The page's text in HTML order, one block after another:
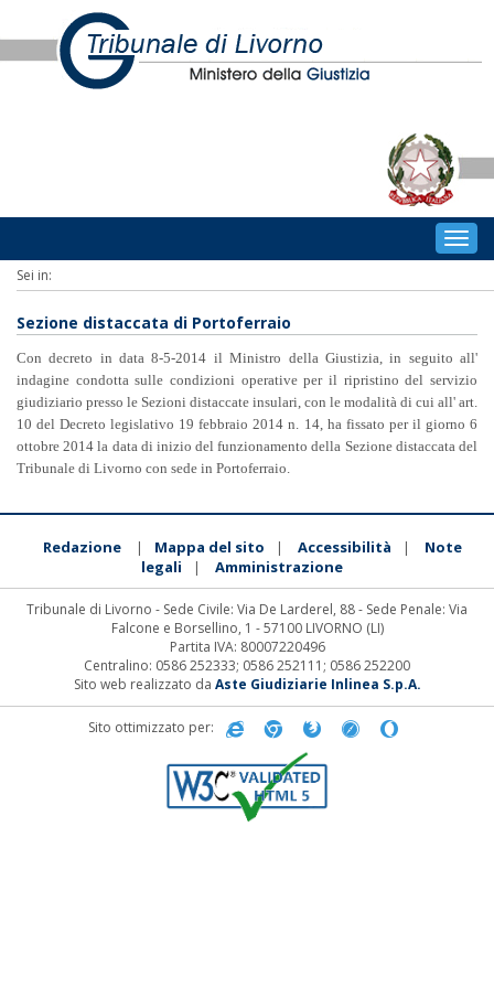
Sei in:
Sezione distaccata di Portoferraio
Con decreto in data 8-5-2014 il Ministro della Giustizia, in seguito all'
indagine condotta sulle condizioni operative per il ripristino del servizio
giudiziario presso le Sezioni distaccate insulari, con le modalità di cui all' art.
10 del Decreto legislativo 19 febbraio 2014 n. 14, ha fissato per il giorno 6
ottobre 2014 la data di inizio del funzionamento della Sezione distaccata del
Tribunale di Livorno con sede in Portoferraio.
Redazione | Mappa del sito | Accessibilità |
Note
legali
| Amministrazione
Tribunale di Livorno - Sede Civile: Via De Larderel, 88 - Sede Penale: Via
Falcone e Borsellino, 1 - 57100 LIVORNO (LI)
Partita IVA: 80007220496
Centralino: 0586 252333; 0586 252111; 0586 252200
Sito web realizzato da Aste Giudiziarie Inlinea S.p.A.
Sito ottimizzato per: